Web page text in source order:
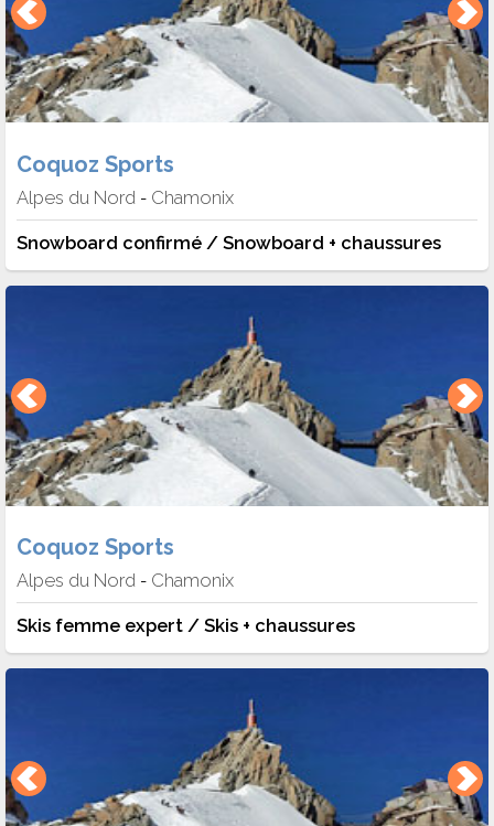
Coquoz Sports
Alpes du Nord - Chamonix
Snowboard confirmé / Snowboard + chaussures
Coquoz Sports
Alpes du Nord - Chamonix
Skis femme expert / Skis + chaussures